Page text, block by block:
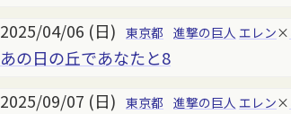
2025/04/06 (日) 東京都 進撃の巨人 エレン×
あの日の丘であなたと8
2025/09/07 (日) 東京都 進撃の巨人 エレン×